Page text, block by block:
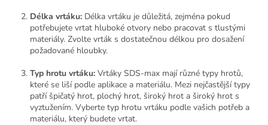
r
v
k
ý
p
i
s
u
Délka vrtáku: Délka vrtáku je důležitá, zejména pokud
potřebujete vrtat hluboké otvory nebo pracovat s tlustými
materiály. Zvolte vrták s dostatečnou délkou pro dosažení
požadované hloubky.
Typ hrotu vrtáku: Vrtáky SDS-max mají různé typy hrotů,
které se liší podle aplikace a materiálu. Mezi nejčastější typy
patří špičatý hrot, plochý hrot, široký hrot a široký hrot s
vyztužením. Vyberte typ hrotu vrtáku podle vašich potřeb a
materiálu, který budete vrtat.